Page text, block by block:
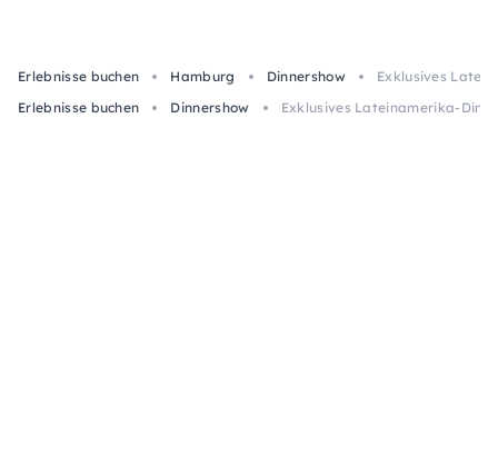
Erlebnisse buchen Hamburg Dinnershow
Exklusives
Erlebnisse buchen
Dinnershow Exklusives Lateinamerika-